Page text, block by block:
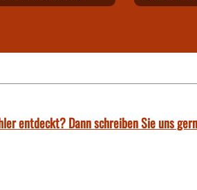
entdeckt? Dann schreiben Sie uns